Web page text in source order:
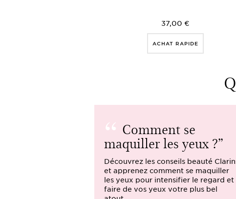
37,00 €
ACHAT RAPIDE
Comment se
maquiller les yeux ?
Découvrez les conseils beauté
et apprenez comment se maquiller
les yeux pour intensifier le regard et
faire de vos yeux votre plus bel